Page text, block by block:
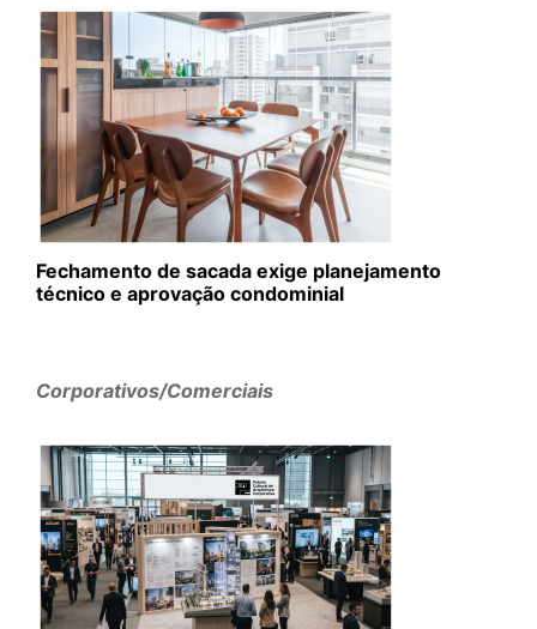
Fechamento de sacada exige planejamento
técnico e aprovação condominial
Corporativos/Comerciais